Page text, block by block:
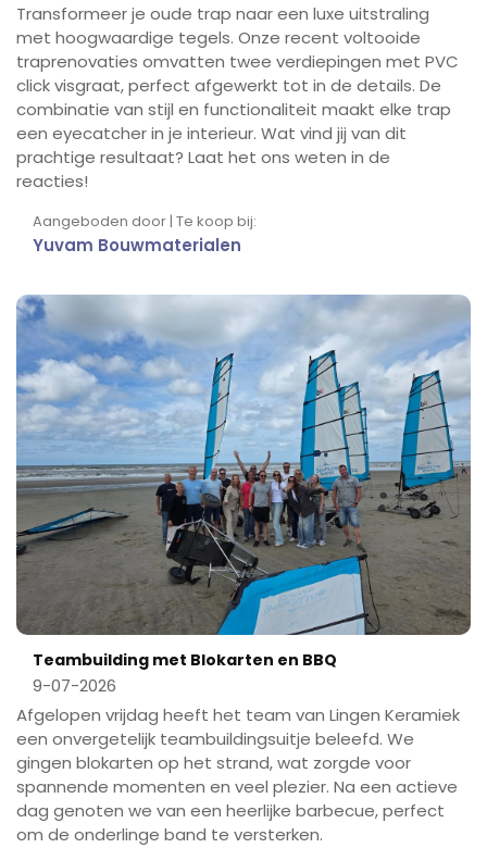
Transformeer je oude trap naar een luxe uitstraling
met hoogwaardige tegels. Onze recent voltooide
traprenovaties omvatten twee verdiepingen met PVC
click visgraat, perfect afgewerkt tot in de details. De
combinatie van stijl en functionaliteit maakt elke trap
een eyecatcher in je interieur. Wat vind jij van dit
prachtige resultaat? Laat het ons weten in de
reacties!
Aangeboden door | Te koop bij:
Yuvam Bouwmaterialen
Teambuilding met Blokarten en BBQ
9-07-2026
Afgelopen vrijdag heeft het team van Lingen Keramiek
een onvergetelijk teambuildingsuitje beleefd. We
gingen blokarten op het strand, wat zorgde voor
spannende momenten en veel plezier. Na een actieve
dag genoten we van een heerlijke barbecue, perfect
om de onderlinge band te versterken.